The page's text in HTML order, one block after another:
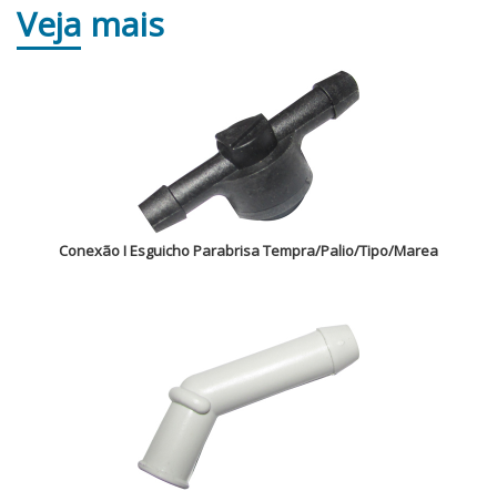
Veja mais
Conexão I Esguicho Parabrisa Tempra/Palio/Tipo/Marea